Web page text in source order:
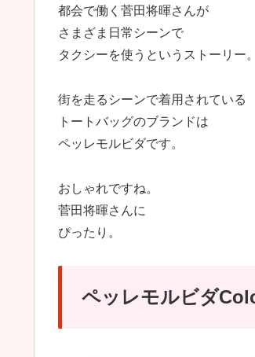
都会で働く菅田将暉さんが
さまざま日常シーンで
タクシーを使うというストーリー。
街を走るシーンで着用されている
トートバッグのブランドは
ペッレモルビダです。
おしゃれですね。
菅田将暉さんに
ぴったり。
ペッレモルビダ